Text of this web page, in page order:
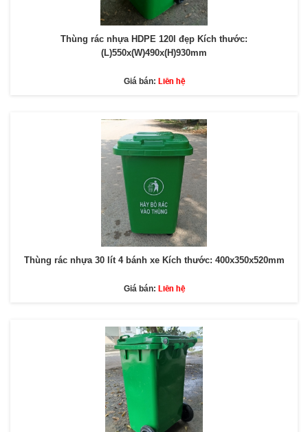
Thùng rác nhựa HDPE 120l đẹp Kích thước:
(L)550x(W)490x(H)930mm
Giá bán: Liên hệ
Thùng rác nhựa 30 lít 4 bánh xe Kích thước: 400x350x520mm
Giá bán: Liên hệ